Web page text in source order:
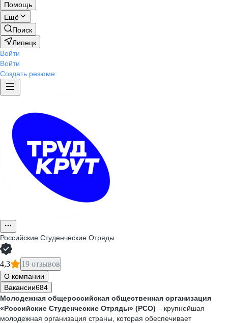
Помощь
Ещё
Поиск
Липецк
Войти
Войти
Создать резюме
Российские Студенческие Отряды
4,3 19 отзывов
О компании
Вакансии684
Молодежная общероссийская общественная организация
«Российские Студенческие Отряды» (РСО) – крупнейшая
молодежная организация страны, которая обеспечивает